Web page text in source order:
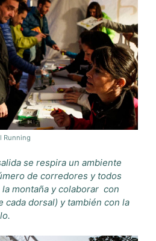
Running
se respira un ambiente
de corredores y todos
montaña y colaborar con
cada dorsal) y también con la